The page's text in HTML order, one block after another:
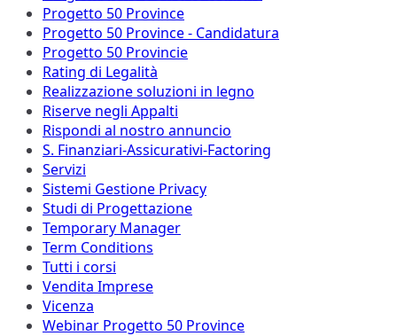
Progetto 50 Province
Progetto 50 Province - Candidatura
Progetto 50 Provincie
Rating di Legalità
Realizzazione soluzioni in legno
Riserve negli Appalti
Rispondi al nostro annuncio
S. Finanziari-Assicurativi-Factoring
Servizi
Sistemi Gestione Privacy
Studi di Progettazione
Temporary Manager
Term Conditions
Tutti i corsi
Vendita Imprese
Vicenza
Webinar Progetto 50 Province